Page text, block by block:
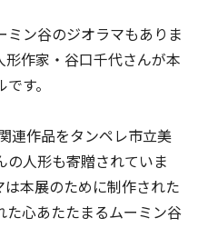
ン谷のジオラマもありま
作家・谷口千代さんが本
す。
連作品をタンペレ市立美
人形も寄贈されていま
本展のために制作された
た心あたたまるムーミン谷